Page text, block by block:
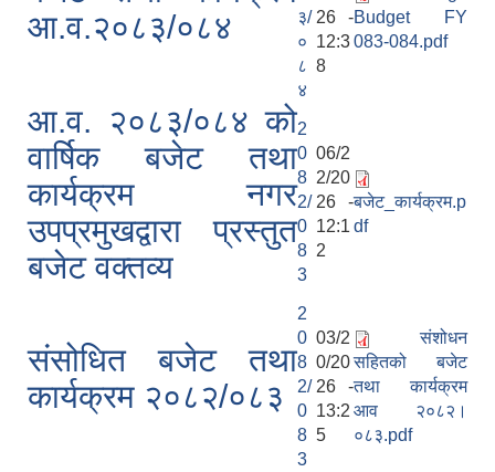
आ.व.२०८३/०८४
३/
०
८
४
26 -
12:3
8
Budget FY
083-084.pdf
आ.व. २०८३/०८४ को
वार्षिक बजेट तथा
कार्यक्रम नगर
उपप्रमुखद्वारा प्रस्तुत
बजेट वक्तव्य
2
0
8
2/
0
8
3
06/2
2/20
26 -
12:1
2
बजेट_कार्यक्रम.p
df
संसोधित बजेट तथा
कार्यक्रम २०८२/०८३
2
0
8
2/
0
8
3
03/2
0/20
26 -
13:2
5
संशोधन
सहितको बजेट
तथा कार्यक्रम
आव २०८२।
०८३.pdf